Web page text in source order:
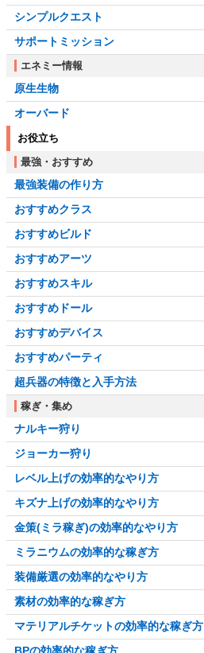
シンプルクエスト
サポートミッション
エネミー情報
原生生物
オーバード
お役立ち
最強・おすすめ
最強装備の作り方
おすすめクラス
おすすめビルド
おすすめアーツ
おすすめスキル
おすすめドール
おすすめデバイス
おすすめパーティ
超兵器の特徴と入手方法
稼ぎ・集め
ナルキー狩り
ジョーカー狩り
レベル上げの効率的なやり方
キズナ上げの効率的なやり方
金策(ミラ稼ぎ)の効率的なやり方
ミラニウムの効率的な稼ぎ方
装備厳選の効率的なやり方
素材の効率的な稼ぎ方
マテリアルチケットの効率的な稼ぎ方